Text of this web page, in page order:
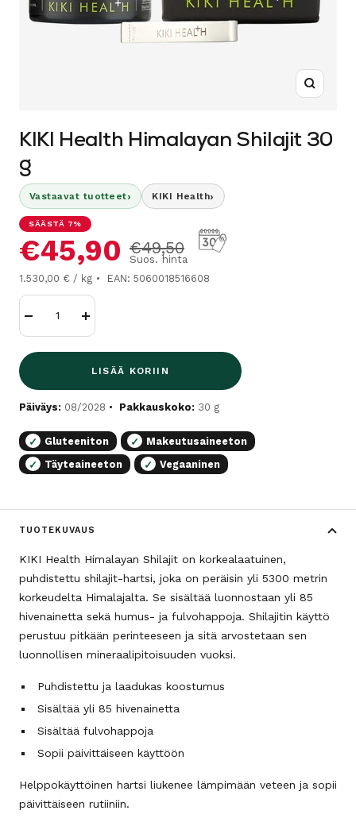
KIKI Health Himalayan Shilajit 30
g
Vastaavat tuotteet› KIKI Health›
SÄÄSTÄ 7%
Alennushinta
€45,90 Normaalihinta
€49,50
Suos. hinta
1.530,00 € / kg EAN: 5060018516608
Lisää
LISÄÄ KORIIN
Päiväys: 08/2028 Pakkauskoko: 30 g
✓ Gluteeniton ✓
Makeutusaineeton
✓
Täyteaineeton ✓ Vegaaninen
TUOTEKUVAUS
KIKI Health Himalayan Shilajit on korkealaatuinen,
puhdistettu shilajit-hartsi, joka on peräisin yli 5300 metrin
korkeudelta Himalajalta. Se sisältää luonnostaan yli 85
hivenainetta sekä humus- ja fulvohappoja. Shilajitin käyttö
perustuu pitkään perinteeseen ja sitä arvostetaan sen
luonnollisen mineraalipitoisuuden vuoksi.
Puhdistettu ja laadukas koostumus
Sisältää yli 85 hivenainetta
Sisältää fulvohappoja
Sopii päivittäiseen käyttöön
Helppokäyttöinen hartsi liukenee lämpimään veteen ja sopii
päivittäiseen rutiiniin.